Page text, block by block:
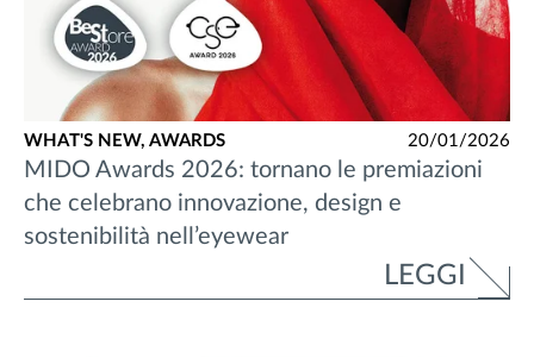
WHAT'S NEW, AWARDS 20/01/2026
MIDO Awards 2026: tornano le premiazioni
che celebrano innovazione, design e
sostenibilità nell’eyewear
LEGGI